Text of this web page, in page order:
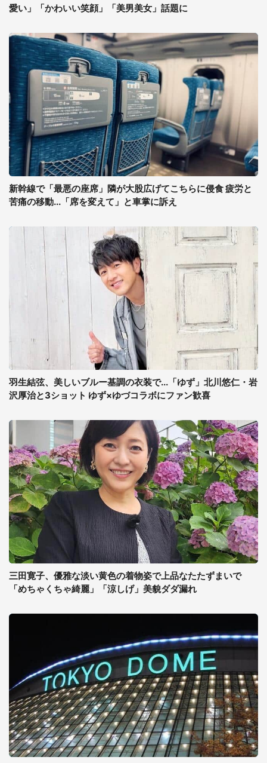
愛い」「かわいい笑顔」「美男美女」話題に
新幹線で「最悪の座席」隣が大股広げてこちらに侵食 疲労と
苦痛の移動...「席を変えて」と車掌に訴え
羽生結弦、美しいブルー基調の衣装で...「ゆず」北川悠仁・岩
沢厚治と3ショット ゆず×ゆづコラボにファン歓喜
三田寛子、優雅な淡い黄色の着物姿で上品なたたずまいで
「めちゃくちゃ綺麗」「涼しげ」美貌ダダ漏れ